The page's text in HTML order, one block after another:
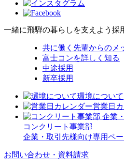
一緒に飛騨の暮らしを支えよう 採
共に働く先輩からのメ
富士コンを詳しく知る
中途採用
新卒採用
環境について
営業日
コンクリート事業部
企業・取引先様向け専用ペ
お問い合わせ・資料請求